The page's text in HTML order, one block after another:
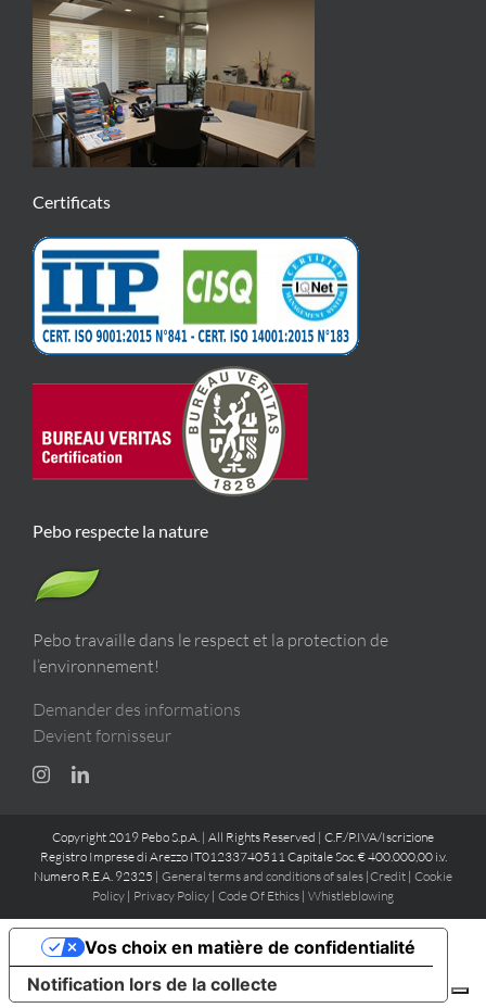
Certificats
Pebo respecte la nature
Pebo travaille dans le respect et la protection de
l’environnement!
Demander des informations
Devient fornisseur
Copyright 2019 Pebo S.p.A. | All Rights Reserved | C.F./P.IVA/Iscrizione
Registro Imprese di Arezzo IT01233740511 Capitale Soc. € 400.000,00 i.v.
Numero R.E.A. 92325 | General terms and conditions of sales |Credit | Cookie
Policy | Privacy Policy | Code Of Ethics | Whistleblowing
Notification lors de la collecte
Vos choix en matière de confidentialité